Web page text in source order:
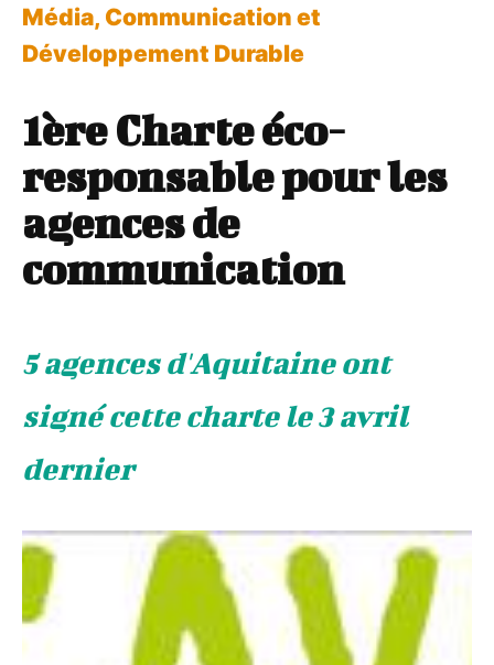
Média, Communication et
Développement Durable
1ère Charte éco-
responsable pour les
agences de
communication
5 agences d'Aquitaine ont
signé cette charte le 3 avril
dernier